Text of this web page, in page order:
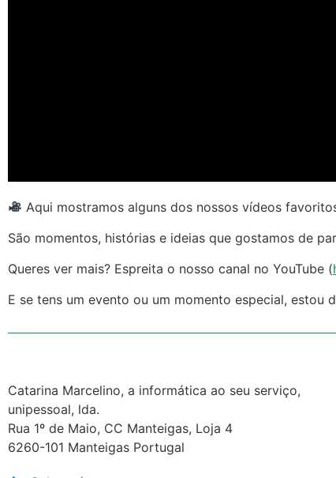
Aqui mostramos alguns dos nossos vídeos
São momentos, histórias e ideias que gostamos de
Queres ver mais? Espreita o nosso canal no YouTube (
E se tens um evento ou um momento especial,
Catarina Marcelino, a informática ao seu serviço,
unipessoal, lda.
Rua 1º de Maio, CC Manteigas, Loja 4
6260-101 Manteigas Portugal